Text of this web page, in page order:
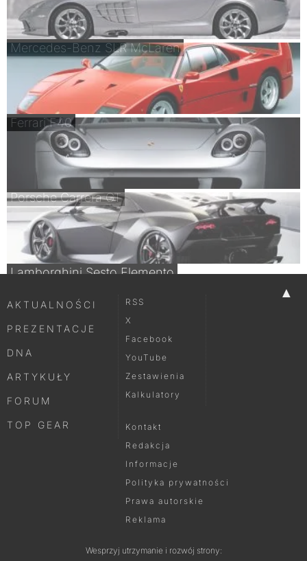
Mercedes-Benz SLR McLaren
Ferrari F40
Porsche Carrera GT
Lamborghini Sesto Elemento
▲
AKTUALNOŚCI
PREZENTACJE
DNA
ARTYKUŁY
FORUM
TOP GEAR
RSS
X
Facebook
YouTube
Zestawienia
Kalkulatory
Kontakt
Redakcja
Informacje
Polityka prywatności
Prawa autorskie
Reklama
Wesprzyj utrzymanie i rozwój strony: